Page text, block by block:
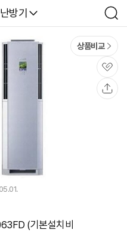
방기
검
색
상품비교
관
심
(기본설치비